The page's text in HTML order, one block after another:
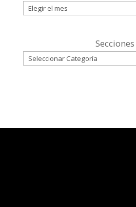
Secciones